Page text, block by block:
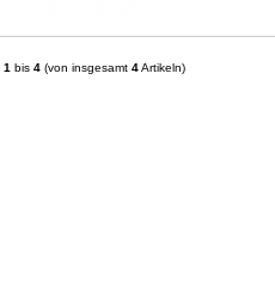
1 bis 4 (von insgesamt 4Artikeln)